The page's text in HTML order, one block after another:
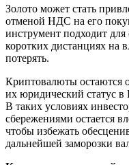
Золото может стать
отменой НДС на его
инструмент подходит
коротких дистанциях на
потерять.
Криптовалюты остаются
их юридический статус
В таких условиях
сбережениями остается
чтобы избежать
дальнейшей заморозки